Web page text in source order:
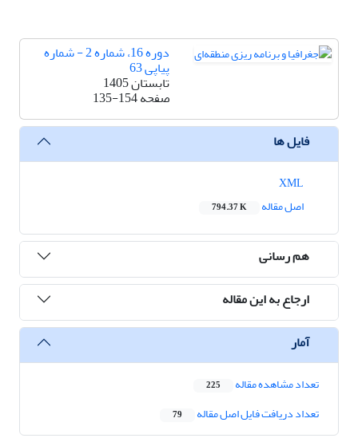
دوره 16، شماره 2 - شماره
پیاپی 63
تابستان 1405
صفحه135-154
فایل ها
اصل مقاله
794.37 K
هم رسانی
ارجاع به این مقاله
آمار
تعداد مشاهده مقاله 225
تعداد دریافت فایل اصل مقاله 79